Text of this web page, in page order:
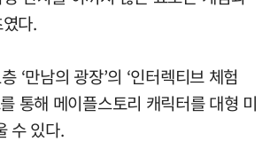
다.
‘만남의 광장’의 ‘인터렉티브 체험
통해 메이플스토리 캐릭터를 대형 미
수 있다.